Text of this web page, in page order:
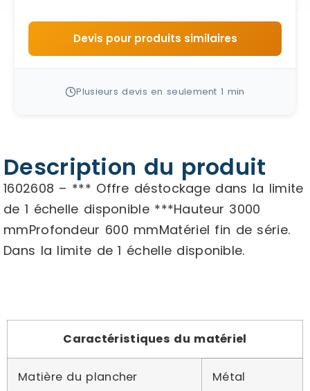
Devis pour produits similaires
Plusieurs devis en seulement 1 min
Description du produit
1602608 – *** Offre déstockage dans la limite
de 1 échelle disponible ***Hauteur 3000
mmProfondeur 600 mmMatériel fin de série.
Dans la limite de 1 échelle disponible.
Caractéristiques du matériel
Matière du plancher Métal